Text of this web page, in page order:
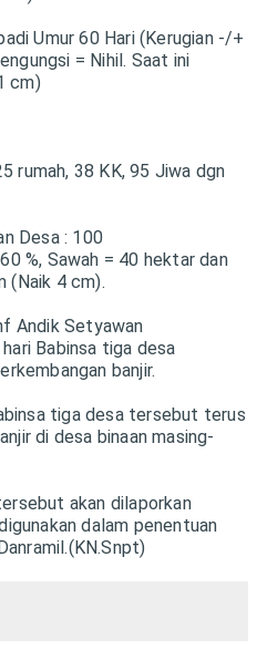
Umur 60 Hari (Kerugian -/+
= Nihil. Saat ini
cm)
rumah, 38 KK, 95 Jiwa dgn
Desa : 100
%, Sawah = 40 hektar dan
(Naik 4 cm).
Andik Setyawan
Babinsa tiga desa
banjir.
tiga desa tersebut terus
di desa binaan masing-
akan dilaporkan
dalam penentuan